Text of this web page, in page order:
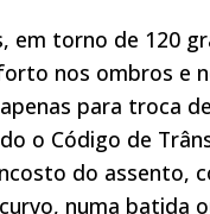
em torno de 120
nos ombros e
para troca
o Código de
do assento,
numa batida